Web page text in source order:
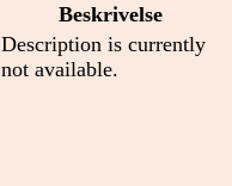
Beskrivelse
Description is currently
not available.